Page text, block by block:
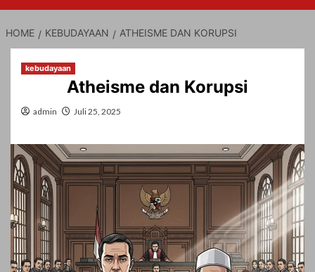
HOME KEBUDAYAAN ATHEISME DAN KORUPSI
kebudayaan
Atheisme dan Korupsi
admin Juli 25, 2025